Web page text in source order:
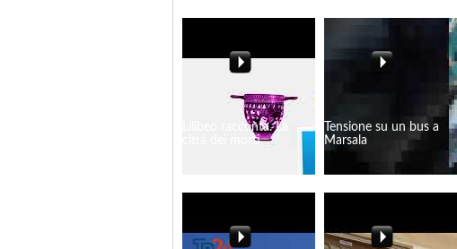
Lilibeo racconta. La
città dei morti
Tensione su un bus a
Marsala